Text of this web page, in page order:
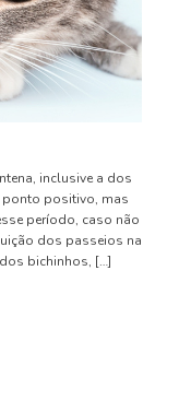
inclusive a dos
ponto positivo, mas
período, caso não
dos passeios na
bichinhos, […]